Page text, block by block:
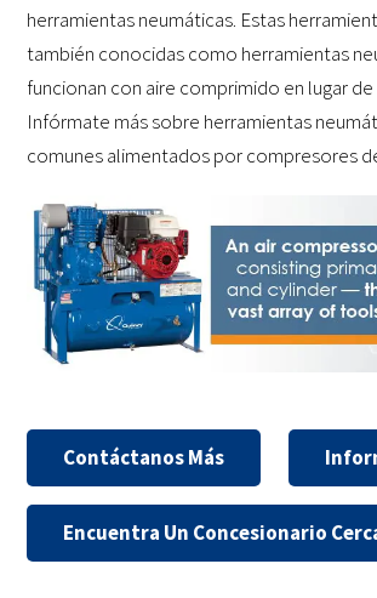
herramientas neumáticas. Estas
también conocidas como herramientas
funcionan con aire comprimido en lugar
Infórmate más sobre herramientas
comunes alimentados por compresores
Contáctanos Más
Encuentra Un Concesionario